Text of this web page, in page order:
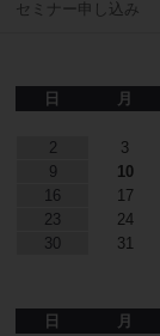
セミナー申し込み
日
月
2
3
9
10
16
17
23
24
30
31
日
月